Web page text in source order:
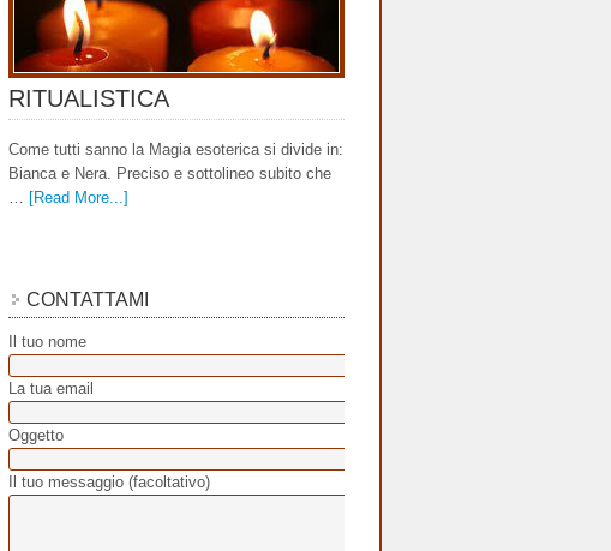
RITUALISTICA
Come tutti sanno la Magia esoterica si divide in:
Bianca e Nera. Preciso e sottolineo subito che
… [Read More...]
CONTATTAMI
Il tuo nome
La tua email
Oggetto
Il tuo messaggio (facoltativo)